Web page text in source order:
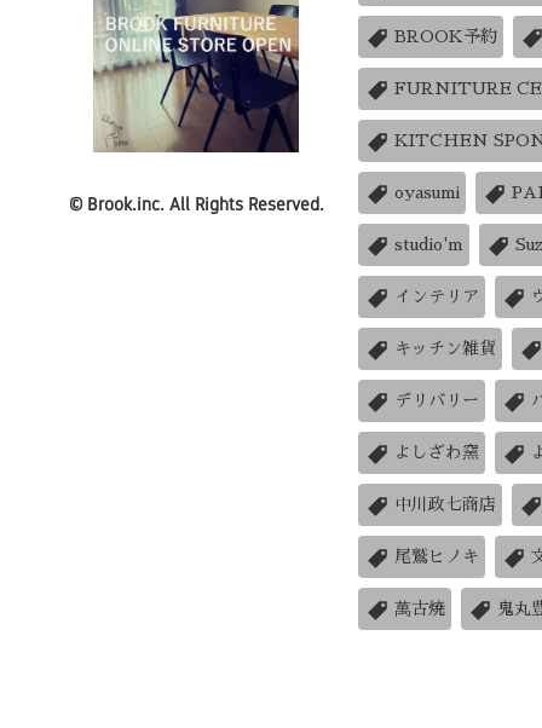
BROOK予約
FURNITURE
KITCHEN
oyasumi
studio'm
インテリア
キッチン雑貨
デリバリー
よしざわ窯
中川政七商店
尾鷲ヒノキ
萬古焼 鬼丸
© Brook.inc.All Rights Reserved.